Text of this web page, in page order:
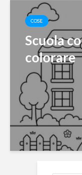
COSE
Scuola
colorare